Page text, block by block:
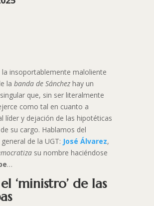
insoportablemente maloliente
la banda de Sánchezhay un
que, sin ser literalmente
como tal en cuanto a
líder y dejación de las hipotéticas
su cargo. Hablamos del
de la UGT: José Álvarez,
su nombre haciéndose
…
‘ministro’ de las